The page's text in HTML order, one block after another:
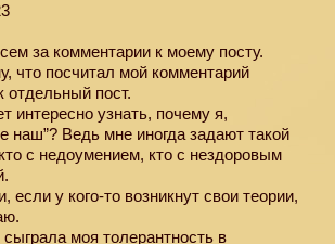
за комментарии к моему посту.
что посчитал мой комментарий
отдельный пост.
интересно узнать, почему я,
наш”? Ведь мне иногда задают такой
с недоумением, кто с нездоровым
у кого-то возникнут свои теории,
моя толерантность в